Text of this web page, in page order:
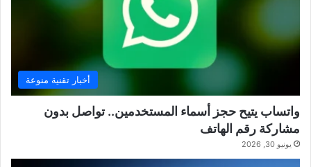
أخبار تقنية منوعة
واتساب يتيح حجز أسماء المستخدمين.. تواصل بدون
مشاركة رقم الهاتف
يونيو 30, 2026